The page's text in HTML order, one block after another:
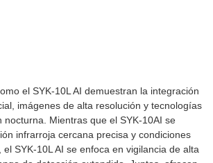
el SYK-10L AI demuestran la integración
imágenes de alta resolución y tecnologías
nocturna. Mientras que el SYK-10AI se
infrarroja cercana precisa y condiciones
SYK-10L AI se enfoca en vigilancia de alta